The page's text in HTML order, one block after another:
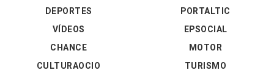
DEPORTES
VÍDEOS
PORTALTIC
EPSOCIAL
CHANCE
CULTURAOCIO
MOTOR
TURISMO